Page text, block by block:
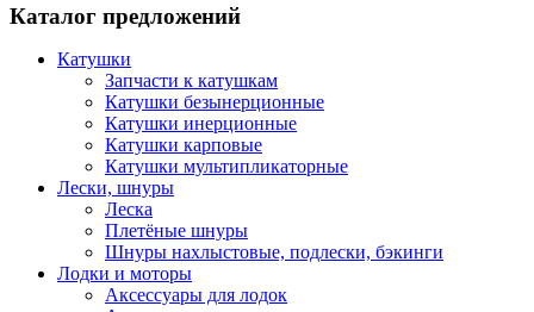
Каталог предложений
Катушки
Запчасти к катушкам
Катушки безынерционные
Катушки инерционные
Катушки карповые
Катушки мультипликаторные
Лески, шнуры
Леска
Плетёные шнуры
Шнуры нахлыстовые, подлески, бэкинги
Лодки и моторы
Аксессуары для лодок